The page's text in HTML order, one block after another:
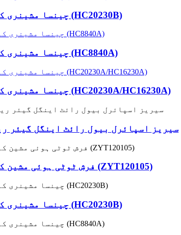
چینسا مشینری کے لیے موٹر (HC20230B)
چینسا مشینری کے لیے موٹر (HC8840A)
چینسا مشینری کے لیے موٹر (HC20230A/HC16230A)
سیریز اسپائرل بیول رائٹ اینگل گیئر
فرش ٹوٹی ہوئی مشین کے لیے موٹر (ZYT120105)
چینسا مشینری کے لیے موٹر (HC20230B)